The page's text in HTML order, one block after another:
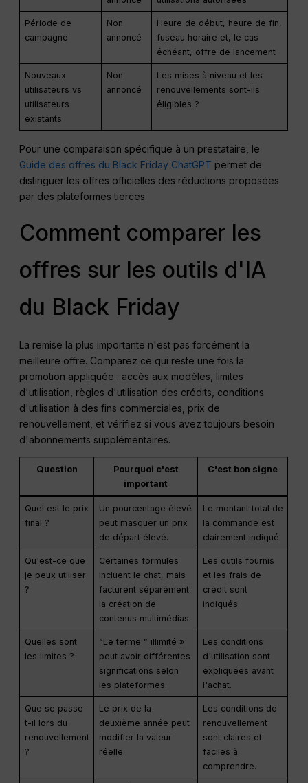
Période de
campagne
Non
annoncé
Heure de début, heure de fin,
fuseau horaire et, le cas
échéant, offre de lancement
Nouveaux
utilisateurs vs
utilisateurs
existants
Non
annoncé
Les mises à niveau et les
renouvellements sont-ils
éligibles ?
Pour une comparaison spécifique à un prestataire, le
Guide des offres du Black Friday ChatGPT permet de
distinguer les offres officielles des réductions proposées
par des plateformes tierces.
Comment comparer les
offres sur les outils d'IA
du Black Friday
La remise la plus importante n'est pas forcément la
meilleure offre. Comparez ce qui reste une fois la
promotion appliquée : accès aux modèles, limites
d'utilisation, règles d'utilisation des crédits, conditions
d'utilisation à des fins commerciales, prix de
renouvellement, et vérifiez si vous avez toujours besoin
d'abonnements supplémentaires.
Question
Pourquoi c'est
important
C'est bon signe
Quel est le prix
final ?
Un pourcentage élevé
peut masquer un prix
de départ élevé.
Le montant total de
la commande est
clairement indiqué.
Qu'est-ce que
je peux utiliser
?
Certaines formules
incluent le chat, mais
facturent séparément
la création de
contenus multimédias.
Les outils fournis
et les frais de
crédit sont
indiqués.
Quelles sont
les limites ?
“Le terme ” illimité »
peut avoir différentes
significations selon
les plateformes.
Les conditions
d'utilisation sont
expliquées avant
l'achat.
Que se passe-
t-il lors du
renouvellement
?
Le prix de la
deuxième année peut
modifier la valeur
réelle.
Les conditions de
renouvellement
sont claires et
faciles à
comprendre.